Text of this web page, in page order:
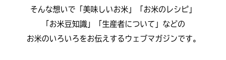
そんな想いで「美味しいお米」「お米のレシピ」
「お米豆知識」「生産者について」などの
お米のいろいろをお伝えするウェブマガジンです。